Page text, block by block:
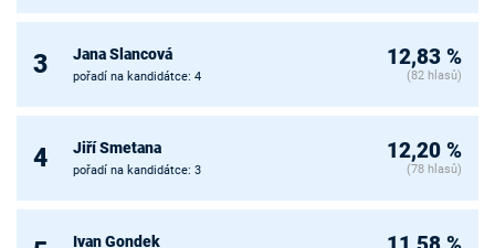
3 Jana Slancová
pořadí na kandidátce: 4
12,83 %
(82 hlasů)
4 Jiří Smetana
pořadí na kandidátce: 3
12,20 %
(78 hlasů)
Ivan Gondek